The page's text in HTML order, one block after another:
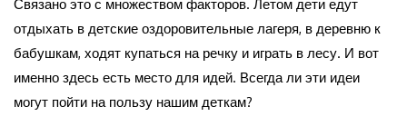
Связано это с множеством факторов. Летом дети едут
отдыхать в детские оздоровительные лагеря, в деревню к
бабушкам, ходят купаться на речку и играть в лесу. И вот
именно здесь есть место для идей. Всегда ли эти идеи
могут пойти на пользу нашим деткам?